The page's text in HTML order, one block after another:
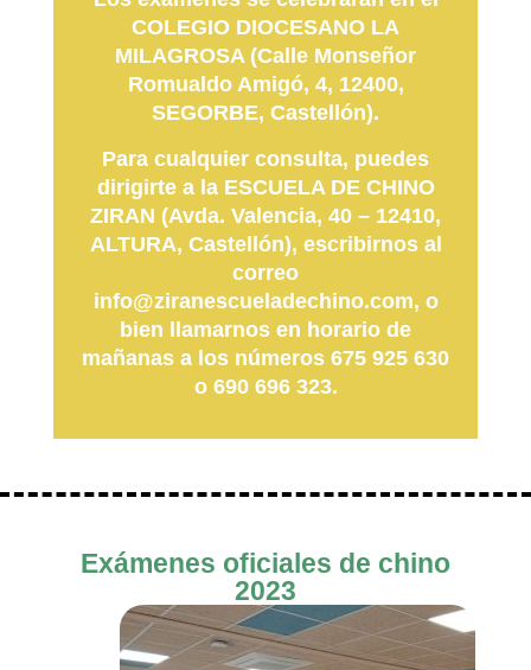
COLEGIO DIOCESANO LA
MILAGROSA (Calle Monseñor
Romualdo Amigó, 4, 12400,
SEGORBE, Castellón).
Para cualquier consulta, puedes
dirigirte a la ESCUELA DE CHINO
ZIRAN (Avda. Valencia, 40 – 12410,
ALTURA, Castellón), escribirnos al
correo
info@ziranescueladechino.com, o
bien llamarnos en horario de
mañanas a los números 675 925 630
o 690 696 323.
Exámenes oficiales de chino
2023